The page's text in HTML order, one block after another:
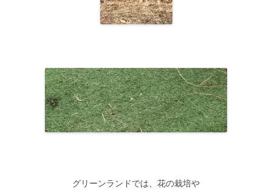
グリーンランドでは、花の栽培や